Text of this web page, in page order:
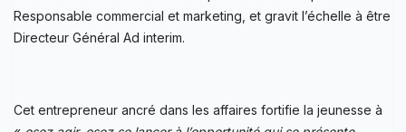
Responsable commercial et marketing, et gravit l’échelle à être
Directeur Général Ad interim.
Cet entrepreneur ancré dans les affaires fortifie la jeunesse à